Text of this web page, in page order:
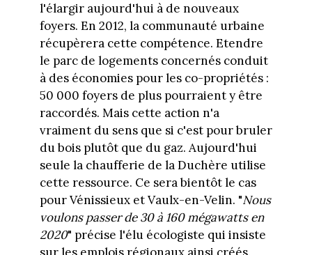
l'élargir aujourd'hui à de nouveaux
foyers. En 2012, la communauté urbaine
récupèrera cette compétence. Etendre
le parc de logements concernés conduit
à des économies pour les co-propriétés :
50 000 foyers de plus pourraient y être
raccordés. Mais cette action n'a
vraiment du sens que si c'est pour bruler
du bois plutôt que du gaz. Aujourd'hui
seule la chaufferie de la Duchère utilise
cette ressource. Ce sera bientôt le cas
pour Vénissieux et Vaulx-en-Velin. "Nous
voulons passer de 30 à 160 mégawatts en
2020" précise l'élu écologiste qui insiste